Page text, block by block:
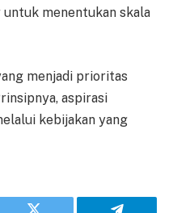
untuk menentukan skala
menjadi prioritas
aspirasi
kebijakan yang